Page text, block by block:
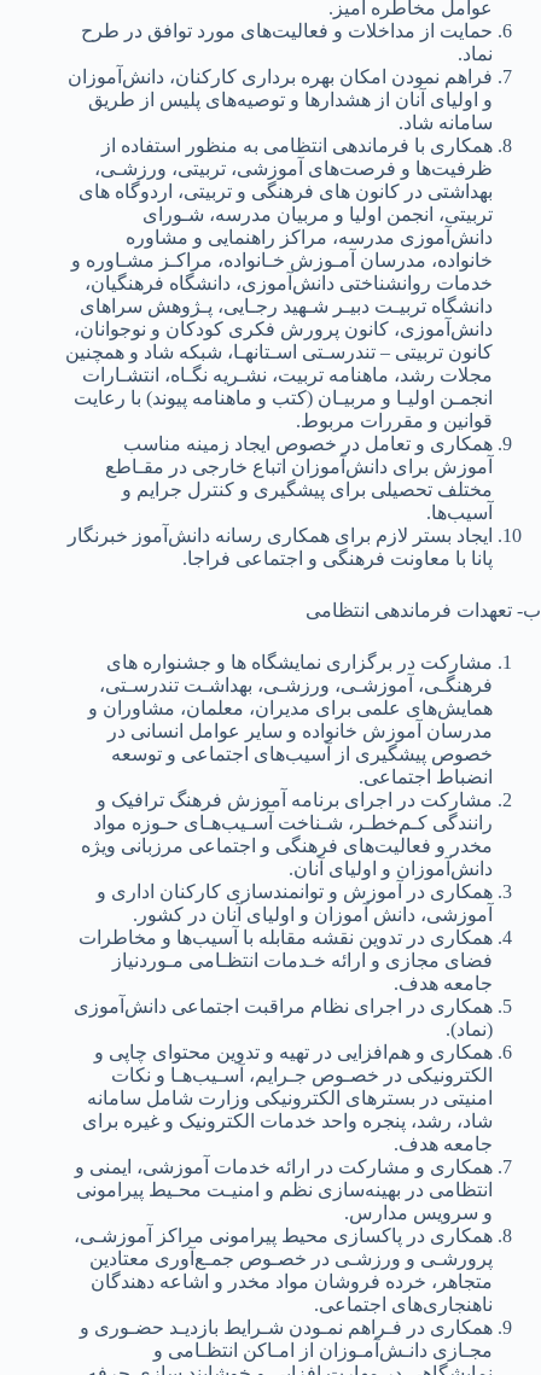
عوامل‌ مخاطره آمیز.
حمایت‌ از مداخلات و فعالیت‌های‌ مورد توافق‌ در طرح
نماد.
فراهم‌ نمودن امکان بهره برداری‌ کارکنان، دانش‌آموزان
و اولیای‌ آنان از هشدارها و توصیه‌های‌ پلیس‌ از طریق‌
سامانه‌ شاد.
همکاری‌ با فرماندهی‌ انتظامی‌ به‌ منظور استفاده از
ظرفیت‌ها و فرصت‌های‌ آموزشی‌، تربیتی‌، ورزشـی‌،
بهداشتی‌ در کانون های‌ فرهنگی‌ و تربیتی‌، اردوگاه های‌
تربیتی‌، انجمن‌ اولیا و مربیان مدرسه‌، شـورای‌
دانش‌آموزی‌ مدرسه‌، مراکز راهنمایی‌ و مشاوره
خانواده، مدرسان آمـوزش خـانواده، مراکـز مشـاوره و
خدمات روانشناختی‌ دانش‌آموزی‌، دانشگاه فرهنگیان،
دانشگاه تربیـت‌ دبیـر شـهید رجـایی‌، پـژوهش‌ سراهای‌
دانش‌آموزی‌، کانون پرورش فکری‌ کودکان و نوجوانان،
کانون تربیتی‌ – تندرسـتی‌ اسـتانهـا، شبکه‌ شاد و همچنین‌
مجلات رشد، ماهنامه‌ تربیت‌، نشـریه‌ نگـاه، انتشـارات
انجمـن‌ اولیـا و مربیـان (کتب‌ و ماهنامه‌ پیوند) با رعایت‌
قوانین‌ و مقررات مربوط.
همکاری‌ و تعامل‌ در خصوص ایجاد زمینه‌ مناسب‌
آموزش برای‌ دانش‌آموزان اتباع خارجی‌ در مقـاطع‌
مختلف‌ تحصیلی‌ برای‌ پیشگیری‌ و کنترل جرایم‌ و
آسیب‌ها.
ایجاد بستر لازم برای‌ همکاری‌ رسانه‌ دانش‌آموز خبرنگار
پانا با معاونت‌ فرهنگی‌ و اجتماعی‌ فراجا.
ب- تعهدات فرماندهی‌ انتظامی‌
مشارکت‌ در برگزاری‌ نمایشگاه ها و جشنواره های‌
فرهنگـی‌، آموزشـی‌، ورزشـی‌، بهداشـت‌ تندرسـتی‌،
همایش‌های‌ علمی‌ برای‌ مدیران، معلمان، مشاوران و
مدرسان آموزش خانواده و سایر عوامل‌ انسانی‌ در
خصوص پیشگیری‌ از آسیب‌های‌ اجتماعی‌ و توسعه‌
انضباط اجتماعی‌.
مشارکت‌ در اجرای‌ برنامه‌ آموزش فرهنگ‌ ترافیک‌ و
رانندگی‌ کـم‌خطـر، شـناخت‌ آسـیب‌هـای‌ حـوزه مواد
مخدر و فعالیت‌های‌ فرهنگی‌ و اجتماعی‌ مرزبانی‌ ویژه
دانش‌آموزان و اولیای‌ آنان.
همکاری‌ در آموزش و توانمندسازی‌ کارکنان اداری‌ و
آموزشی‌، دانش‌ آموزان و اولیای‌ آنان در کشور.
همکاری‌ در تدوین‌ نقشه‌ مقابله‌ با آسیب‌ها و مخاطرات
فضای‌ مجازی‌ و ارائه‌ خـدمات انتظـامی‌ مـوردنیاز
جامعه‌ هدف.
همکاری‌ در اجرای‌ نظام مراقبت‌ اجتماعی‌ دانش‌آموزی‌
(نماد).
همکاری‌ و هم‌افزایی‌ در تهیه‌ و تدوین‌ محتوای‌ چاپی‌ و
الکترونیکی‌ در خصـوص جـرایم‌، آسـیب‌هـا و نکات
امنیتی‌ در بسترهای‌ الکترونیکی‌ وزارت شامل‌ سامانه‌
شاد، رشد، پنجره واحد خدمات الکترونیک‌ و غیره برای‌
جامعه‌ هدف.
همکاری‌ و مشارکت‌ در ارائه‌ خدمات آموزشی‌، ایمنی‌ و
انتظامی‌ در بهینه‌سازی‌ نظم‌ و امنیـت‌ محـیط‌ پیرامونی‌
و سرویس‌ مدارس.
همکاری‌ در پاکسازی‌ محیط‌ پیرامونی‌ مراکز آموزشـی‌،
پرورشـی‌ و ورزشـی‌ در خصـوص جمـع‌آوری‌ معتادین‌
متجاهر، خرده فروشان مواد مخدر و اشاعه‌ دهندگان
ناهنجاری‌های‌ اجتماعی‌.
همکاری‌ در فـراهم‌ نمـودن شـرایط‌ بازدیـد حضـوری‌ و
مجـازی‌ دانـش‌آمـوزان از امـاکن‌ انتظـامی‌ و